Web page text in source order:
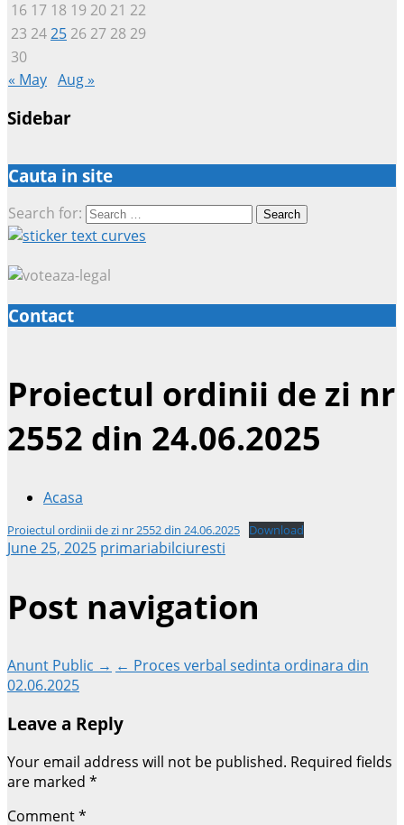
16 17 18 19 20 21 22
23 2425 26 27 28 29
30
« May Aug »
Sidebar
Cauta in site
Search for:
Contact
Proiectul ordinii de zi nr
2552 din 24.06.2025
Acasa
Proiectul ordinii de zi nr 2552 din 24.06.2025 Download
June 25, 2025 primariabilciuresti
Post navigation
Anunt Public → ← Proces verbal sedinta ordinara din
02.06.2025
Leave a Reply
Your email address will not be published. Required fields
are marked *
Comment*